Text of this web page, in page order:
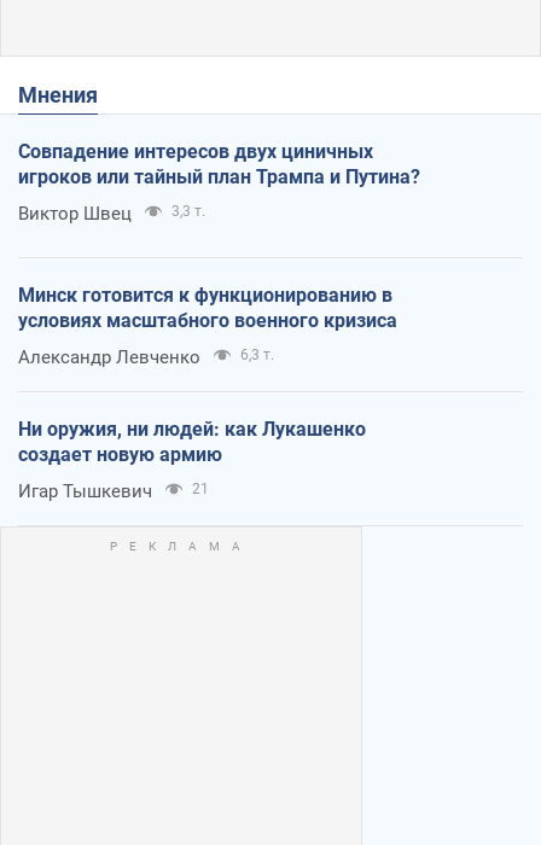
Мнения
Совпадение интересов двух циничных
игроков или тайный план Трампа и Путина?
Виктор Швец 3,3 т.
Минск готовится к функционированию в
условиях масштабного военного кризиса
Александр Левченко 6,3 т.
Ни оружия, ни людей: как Лукашенко
создает новую армию
Игар Тышкевич 21